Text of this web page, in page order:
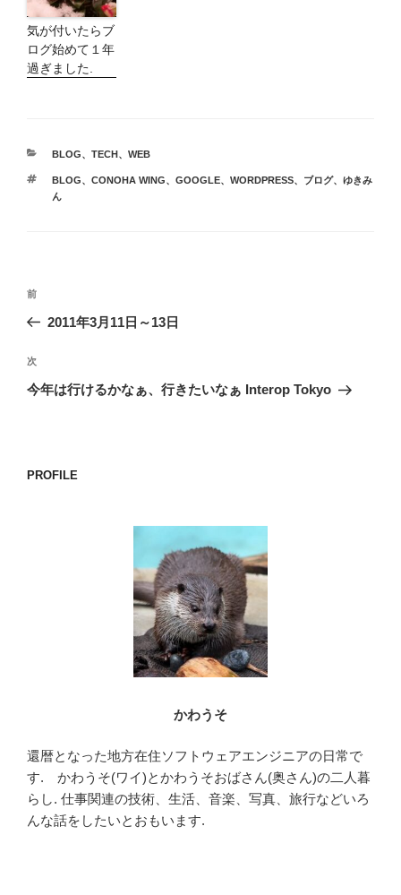
気が付いたらブ
ログ始めて１年
過ぎました.
カ
ゴ
リ
BLOG、 TECH、 WEB
タ
グ
BLOG、 CONOHA WING、 GOOGLE、 WORDPRESS、 ブログ、 ゆきみ
ん
投
ナ
ビ
ゲ
ン
前
の
稿
前
2011年3月11日～13日
次
の
次
今年は行けるかなぁ、行きたいなぁ Interop Tokyo
PROFILE
かわうそ
還暦となった地方在住ソフトウェアエンジニアの日常で
す. かわうそ(ワイ)とかわうそおばさん(奥さん)の二人暮
らし. 仕事関連の技術、生活、音楽、写真、旅行などいろ
んな話をしたいとおもいます.